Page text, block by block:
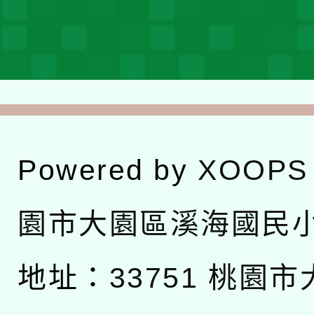
Powered by XOOPS
園市大園區溪海國民
地址： 33751 桃園市